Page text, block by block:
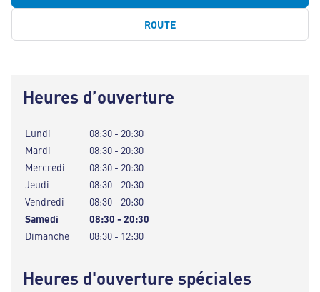
ROUTE
Heures d’ouverture
Lundi
08:30 - 20:30
Mardi
08:30 - 20:30
Mercredi
08:30 - 20:30
Jeudi
08:30 - 20:30
Vendredi
08:30 - 20:30
Samedi
08:30 - 20:30
Dimanche
08:30 - 12:30
Heures d'ouverture spéciales